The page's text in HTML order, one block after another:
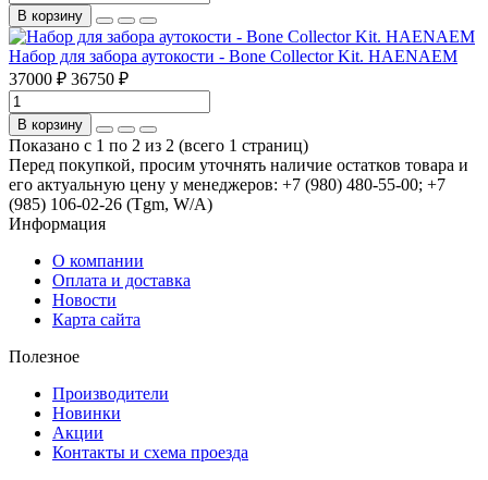
В корзину
Набор для забора аутокости - Bone Collector Kit. HAENAEM
37000 ₽ 36750 ₽
В корзину
Показано с 1 по 2 из 2 (всего 1 страниц)
Перед покупкой, просим уточнять наличие остатков товара и
его актуальную цену у менеджеров: +7 (980) 480-55-00; +7
(985) 106-02-26 (Tgm, W/A)
Информация
О компании
Оплата и доставка
Новости
Карта сайта
Полезное
Производители
Новинки
Акции
Контакты и схема проезда